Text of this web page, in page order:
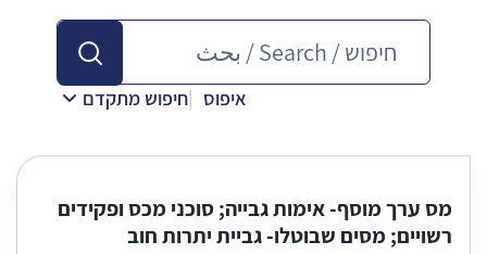
איפוס חיפוש מתקדם
מס ערך מוסף- אימות גבייה; סוכני מכס ופקידים
רשויים; מסים שבוטלו- גביית יתרות חוב